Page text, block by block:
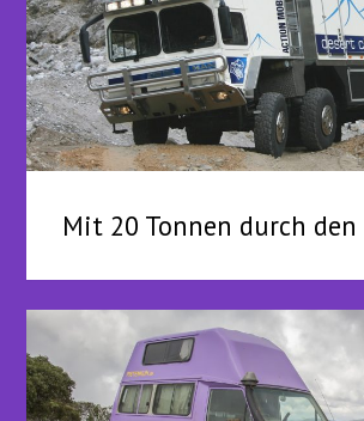
Mit 20 Tonnen durch